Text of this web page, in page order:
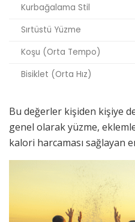
Kurbağalama Stil
Sırtüstü Yüzme
Koşu (Orta Tempo)
Bisiklet (Orta Hız)
Bu değerler kişiden kişiye
genel olarak yüzme,
kalori harcaması sağlayan